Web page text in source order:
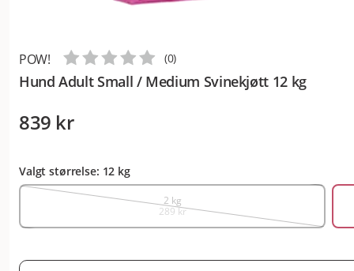
POW!
Hund Adult Small / Medium Svinekjøtt 12 kg
(0)
839 kr
Valgt størrelse: 12 kg
2 kg
289 kr